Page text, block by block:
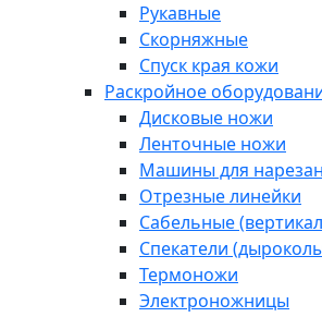
Рукавные
Скорняжные
Спуск края кожи
Раскройное
Дисковые ножи
Ленточные ножи
Машины для
Отрезные линейки
Сабельные
Спекатели
Термоножи
Электроножницы